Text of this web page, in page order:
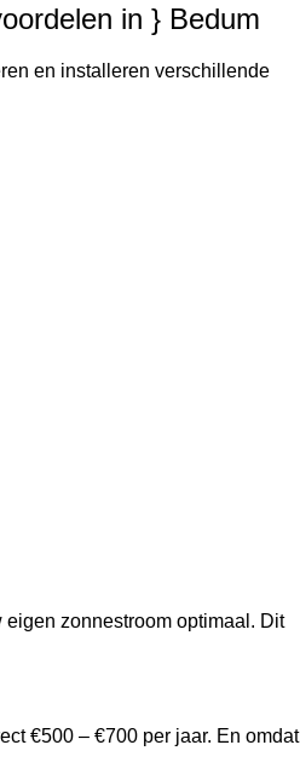
in } Bedum
en installeren verschillende
zonnestroom optimaal. Dit
€500 – €700 per jaar. En omdat